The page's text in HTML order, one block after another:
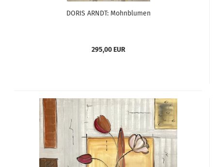
DORIS ARNDT: Mohnblumen
295,00 EUR